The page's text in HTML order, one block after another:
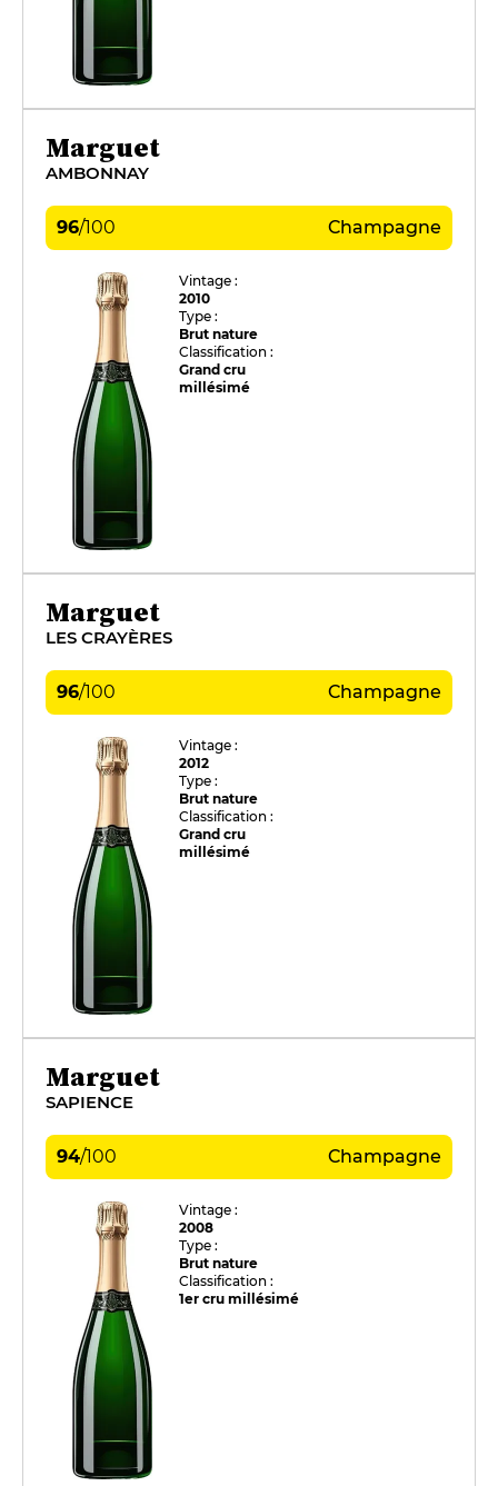
Marguet
AMBONNAY
96/100 Champagne
Vintage :
2010
Type :
Brut nature
Classification :
Grand cru
millésimé
Marguet
LES CRAYÈRES
96/100 Champagne
Vintage :
2012
Type :
Brut nature
Classification :
Grand cru
millésimé
Marguet
SAPIENCE
94/100 Champagne
Vintage :
2008
Type :
Brut nature
Classification :
1er cru millésimé